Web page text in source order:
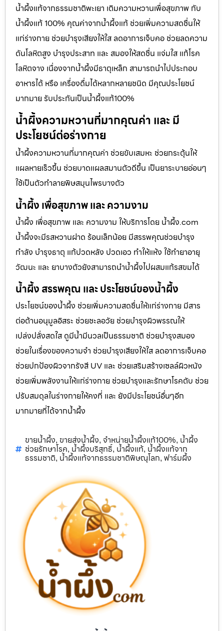
น้ำผึ้งแท้จากธรรมชาติพะเยา เติมความหวานเพื่อสุขภาพ กับ
น้ำผึ้งแท้ 100% คุณค่าจากน้ำผึ้งแท้ ช่วยเพิ่มความสดชื่นให้
แก่ร่างกาย ช่วยบำรุงเสียงให้ใส ลดอาการเจ็บคอ ช่วยลดความ
ดันโลหิตสูง บำรุงประสาท และ สมองให้สดชื่น แจ่มใส แก้โรค
โลหิตจาง เนื่องจากน้ำผึ้งมีธาตุเหล็ก สามารถนำไปประกอบ
อาหารได้ หรือ เครื่องดื่มได้หลากหลายชนิด มีคุณประโยชน์
มากมาย รับประกันเป็นน้ำผึ้งแท้100%
น้ำผึ้งความหวานที่มากคุณค่า และ มี
ประโยชน์ต่อร่างกาย
น้ำผึ้งความหวานที่มากคุณค่า ช่วยขับเสมหะ ช่วยกระตุ้นให้
แผลหายเร็วขึ้น ช่วยบาดแผลสมานตัวดีขึ้น เป็นยาระบายอ่อนๆ
ใช้เป็นตัวทำลายพิษสมุนไพรบางตัว
น้ำผึ้ง เพื่อสุขภาพ และ ความงาม
น้ำผึ้ง เพื่อสุขภาพ และ ความงาม ให้บริการโดย น้ำผึ้ง.com
น้ำผึ้งจะมีรสหวานฝาด ร้อนเล็กน้อย มีสรรพคุณช่วยบำรุง
กำลัง บำรุงธาตุ แก้ปวดหลัง ปวดเอว ทำให้แห้ง ใช้ทำยาอายุ
วัฒนะ และ ยาบางตัวยังสามารถนำน้ำผึ้งไปผสมแก้รสขมได้
น้ำผึ้ง สรรพคุณ และ ประโยชน์ของน้ำผึ้ง
ประโยชน์ของน้ำผึ้ง ช่วยเพิ่มความสดชื่นให้แก่ร่างกาย มีสาร
ต่อต้านอนุมูลอิสระ ช่วยชะลอวัย ช่วยบำรุงผิวพรรณให้
เปล่งปลั่งสดใส ดูมีน้ำมีนวลเป็นธรรมชาติ ช่วยบำรุงสมอง
ช่วยในเรื่องของความจำ ช่วยบำรุงเสียงให้ใส ลดอาการเจ็บคอ
ช่วยปกป้องผิวจากรังสี UV และ ช่วยเสริมสร้างเซลล์ผิวหนัง
ช่วยเพิ่มพลังงานให้แก่ร่างกาย ช่วยบำรุงและรักษาโรคตับ ช่วย
ปรับสมดุลในร่างกายให้คงที่ และ ยังมีประโยชน์อื่นๆอีก
มากมายที่ได้จากน้ำผึ้ง
ขายน้ำผึ้ง, ขายส่งน้ำผึ้ง, จำหน่ายน้ำผึ้งแท้100%, น้ำผึ้ง
ช่วยรักษาโรค, น้ำผึ้งบริสุทธิ์, น้ำผึ้งแท้, น้ำผึ้งแท้จาก
ธรรมชาติ, น้ำผึ้งแท้จากธรรมชาติพิษณุโลก, ฟาร์มผึ้ง